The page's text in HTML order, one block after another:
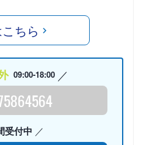
ちら
09:00-18:00
受付中